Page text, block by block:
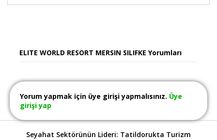
ELITE WORLD RESORT MERSIN SILIFKE Yorumları
Yorum yapmak için üye girişi yapmalısınız. Üye
girişi yap
Seyahat Sektörünün Lideri: Tatildorukta Turizm